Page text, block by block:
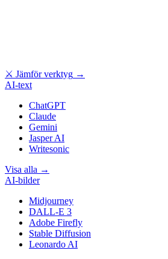
⚔ Jämför verktyg →
AI-text
ChatGPT
Claude
Gemini
Jasper AI
Writesonic
Visa alla →
AI-bilder
Midjourney
DALL-E 3
Adobe Firefly
Stable Diffusion
Leonardo AI